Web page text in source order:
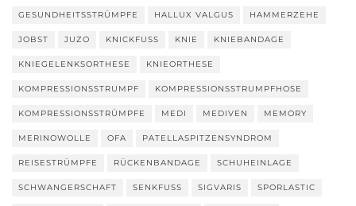
GESUNDHEITSSTRÜMPFE HALLUX VALGUS HAMMERZEHE
JOBST JUZO KNICKFUSS KNIE KNIEBANDAGE
KNIEGELENKSORTHESE KNIEORTHESE
KOMPRESSIONSSTRUMPF KOMPRESSIONSSTRUMPFHOSE
KOMPRESSIONSSTRÜMPFE MEDI MEDIVEN MEMORY
MERINOWOLLE OFA PATELLASPITZENSYNDROM
REISESTRÜMPFE RÜCKENBANDAGE SCHUHEINLAGE
SCHWANGERSCHAFT SENKFUSS SIGVARIS SPORLASTIC